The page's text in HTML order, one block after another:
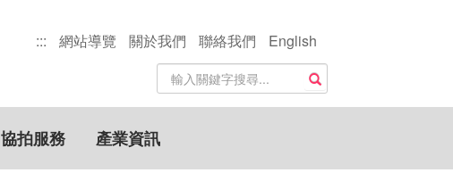
::: 網站導覽 關於我們 聯絡我們
English
站
內
搜
尋
關
鍵
搜尋
協拍服務 產業資訊